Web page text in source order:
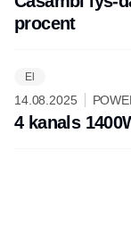
procent
El
14.08.2025
4 kanals